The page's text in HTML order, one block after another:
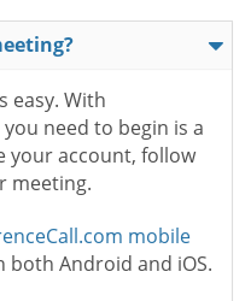
easy. With
need to begin is a
your account, follow
meeting.
mobile
both Android and iOS.